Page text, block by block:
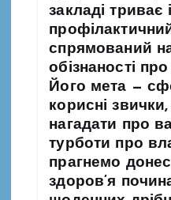
закладі триває
спрямований
обізнаності
Його мета —
корисні
нагадати про
турботи про
прагнемо
здоров’я